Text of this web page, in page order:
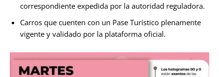
correspondiente expedida por la autoridad reguladora.
Carros que cuenten con un Pase Turístico plenamente
vigente y validado por la plataforma oficial.